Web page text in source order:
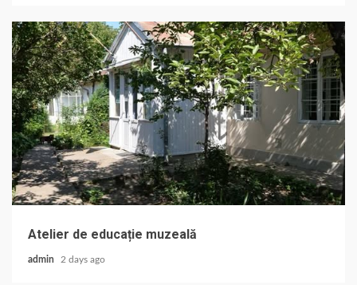
Atelier de educație muzeală
admin 2 days ago